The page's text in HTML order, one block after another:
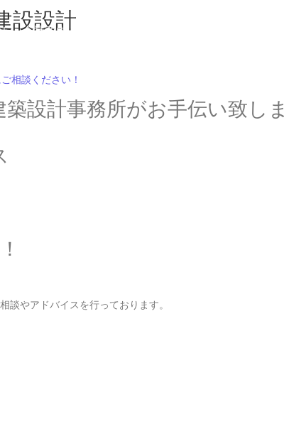
会社案内
設設計
設計事務所がお手伝い致しま
やアドバイスを行っております。